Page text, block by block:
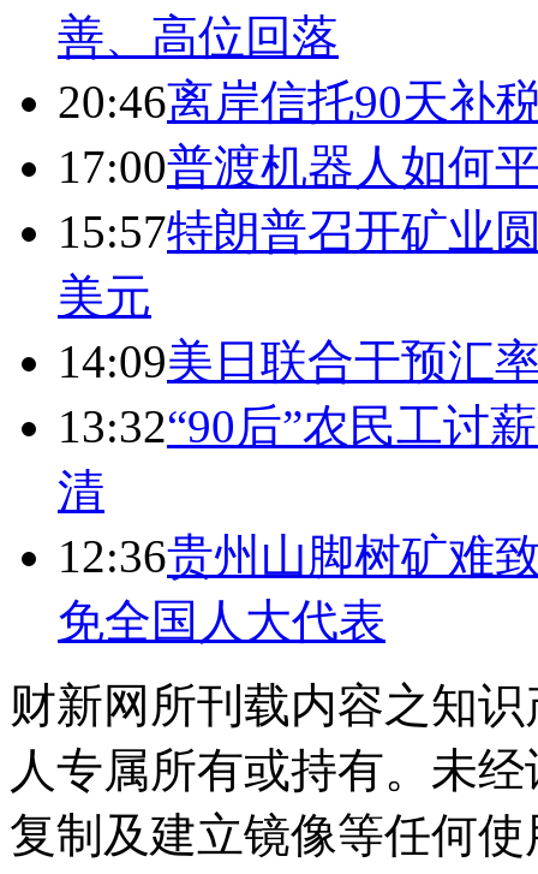
善、高位回落
20:46离岸信托90天补
17:00普渡机器人如何
15:57特朗普召开矿业
美元
14:09美日联合干预汇
13:32“90后”农民工讨
清
12:36贵州山脚树矿难
免全国人大代表
财新网所刊载内容之知
人专属所有或持有。未
复制及建立镜像等任何使